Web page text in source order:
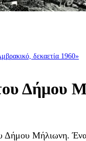
δεκαετία 1960»
Δήμου
Μήλιωνη.